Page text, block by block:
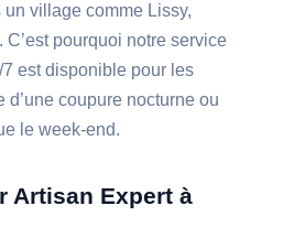
village comme Lissy,
pourquoi notre service
7 est disponible pour les
d’une coupure nocturne ou
le week-end.
Artisan Expert à